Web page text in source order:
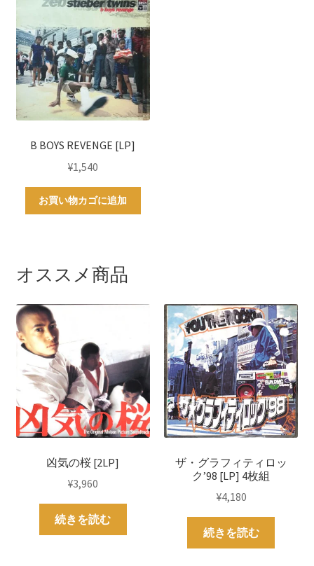
B BOYS REVENGE [LP]
¥1,540
お買い物カゴに追加
オススメ商品
凶気の桜 [2LP]
¥3,960
続きを読む
ザ・グラフィティロッ
ク’98 [LP] 4枚組
¥4,180
続きを読む